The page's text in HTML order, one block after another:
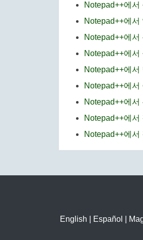
Notepad++에서
Notepad++에서
Notepad++에서
Notepad++에서
Notepad++에서
Notepad++에서
Notepad++에서
Notepad++에서
Notepad++에서
English
Español